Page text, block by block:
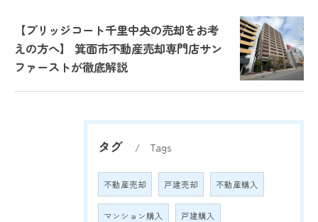
【ブリッジコート千里中央の売却をお考
えの方へ】 箕面市不動産売却専門店サン
ファーストが徹底解説
タグ Tags
不動産売却 戸建売却 不動産購入
マンション購入 戸建購入